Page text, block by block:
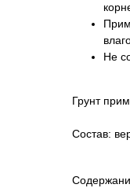
Не
Грунт
Состав: